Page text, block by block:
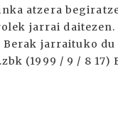
atzera
jarrai daitezen.
jarraituko
(1999 / 9 / 8